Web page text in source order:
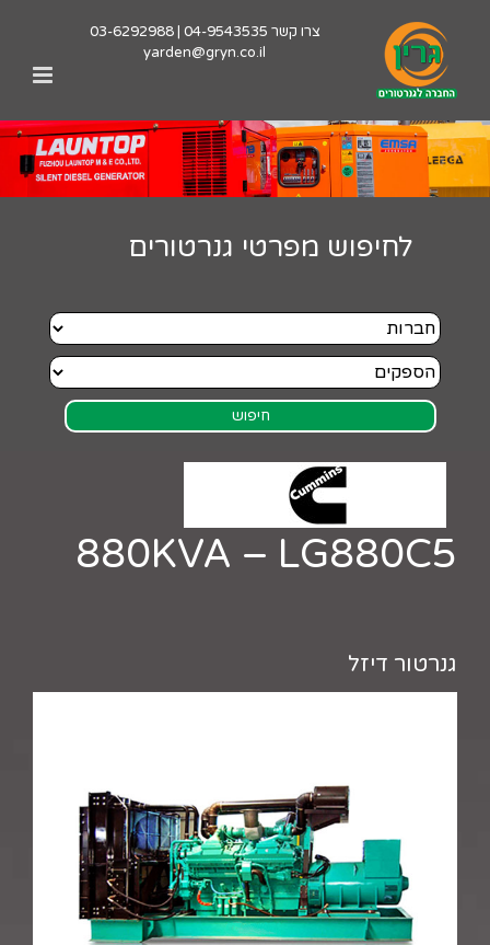
צרו קשר 04-9543535
|
03-6292988
yarden@gryn.co.il
לחיפוש מפרטי גנרטורים
880KVA – LG880C5
גנרטור דיזל